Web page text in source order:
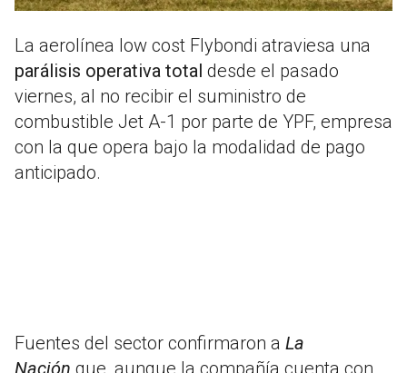
La aerolínea low cost Flybondi atraviesa una
parálisis operativa total desde el pasado
viernes, al no recibir el suministro de
combustible Jet A-1 por parte de YPF, empresa
con la que opera bajo la modalidad de pago
anticipado.
Fuentes del sector confirmaron a La
Nación que, aunque la compañía cuenta con